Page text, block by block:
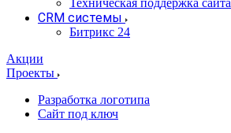
Техническая поддержка сайта
CRM системы
Битрикс 24
Акции
Проекты
Разработка логотипа
Сайт под ключ